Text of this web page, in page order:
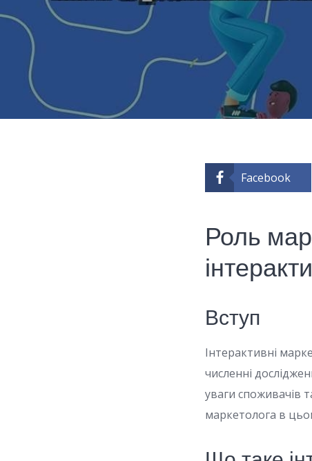
Facebook
Роль
Вступ
Інтерактивні
численні
уваги споживачів
маркетолога в